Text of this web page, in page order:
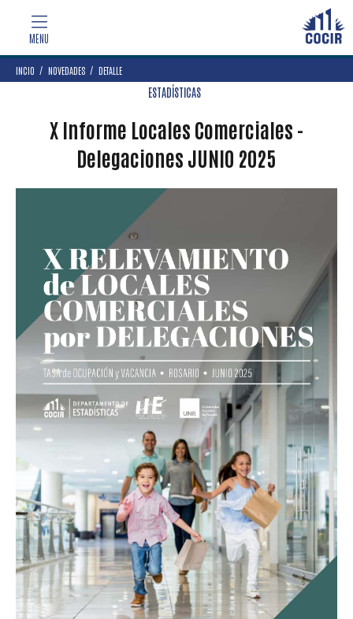
INCIO NOVEDADES DETALLE
ESTADÍSTICAS
X Informe Locales Comerciales -
Delegaciones JUNIO 2025